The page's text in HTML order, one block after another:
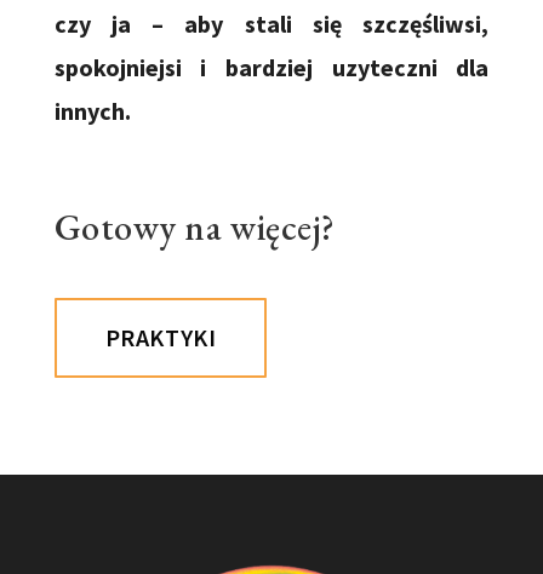
czy ja – aby stali się szczęśliwsi,
spokojniejsi i bardziej uzyteczni dla
innych.
Gotowy na więcej?
PRAKTYKI